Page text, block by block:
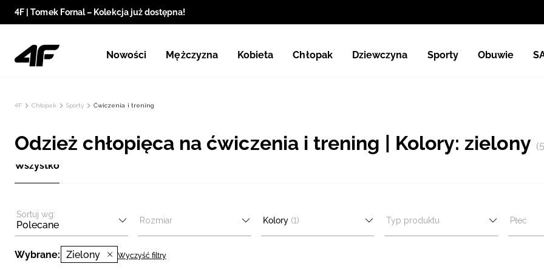
4F | Tomek Fornal – Kolekcja już dostępna!
Nowości Mężczyzna Kobieta Chłopak Dziewczyna Sporty Obuwie
4F Chłopak Sporty Ćwiczenia i trening
Odzież chłopięca na ćwiczenia i trening | Kolory: zielony
Wszystko
Sortuj wg:
Polecane Rozmiar Kolory (1) Typ produktu Płeć
Wybrane: Zielony Wyczyść filtry